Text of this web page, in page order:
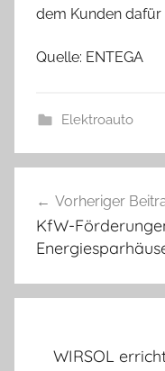
dem Kunden dafür
Quelle: ENTEGA
Elektroauto
Vorheriger
KfW-
WIRSOL